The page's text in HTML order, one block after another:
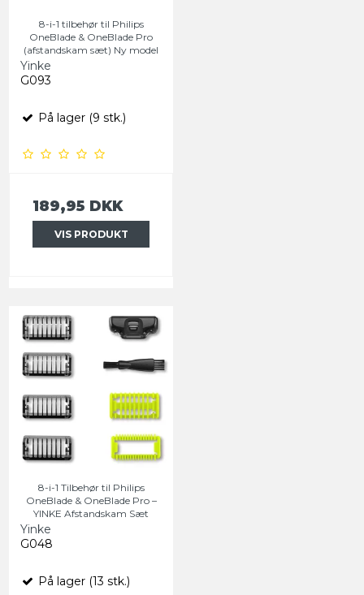
8-i-1 tilbehør til Philips
OneBlade & OneBlade Pro
(afstandskam sæt) Ny model
Yinke
G093
På lager (9 stk.)
189,95 DKK
VIS PRODUKT
8-i-1 Tilbehør til Philips
OneBlade & OneBlade Pro –
YINKE Afstandskam Sæt
Yinke
G048
På lager (13 stk.)